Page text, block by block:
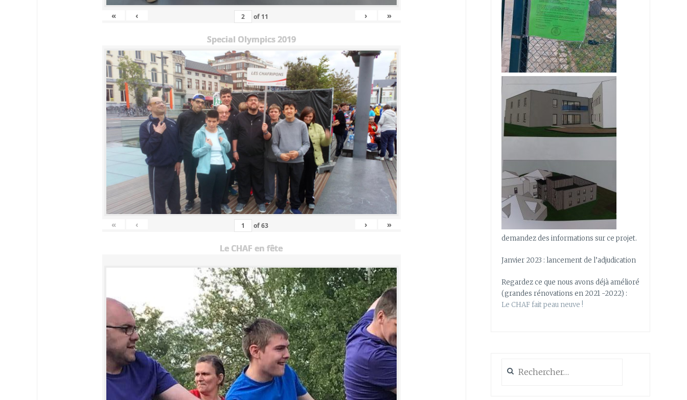
« ‹ of 11 › »
Special Olympics 2019
« ‹ of63 › »
Le CHAF en fête
demandez des informations sur ce projet.
Janvier 2023 : lancement de l’adjudication
Regardez ce que nous avons déjà amélioré
(grandes rénovations en 2021 -2022) :
Le CHAF fait peau neuve !